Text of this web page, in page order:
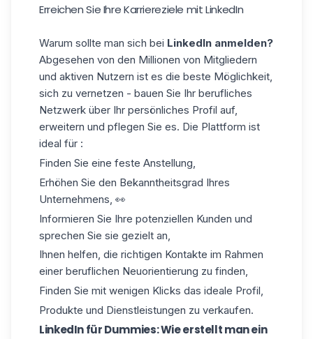
Erreichen Sie Ihre Karriereziele mit LinkedIn
Warum sollte man sich bei LinkedIn anmelden?
Abgesehen von den Millionen von Mitgliedern
und aktiven Nutzern ist es die beste Möglichkeit,
sich zu vernetzen - bauen Sie Ihr berufliches
Netzwerk über Ihr persönliches Profil auf,
erweitern und pflegen Sie es. Die Plattform ist
ideal für :
Finden Sie eine feste Anstellung,
Erhöhen Sie den Bekanntheitsgrad Ihres
Unternehmens, 👀
Informieren Sie Ihre potenziellen Kunden und
sprechen Sie sie gezielt an,
Ihnen helfen, die richtigen Kontakte im Rahmen
einer beruflichen Neuorientierung zu finden,
Finden Sie mit wenigen Klicks das ideale Profil,
Produkte und Dienstleistungen zu verkaufen.
LinkedIn für Dummies: Wie erstellt man ein